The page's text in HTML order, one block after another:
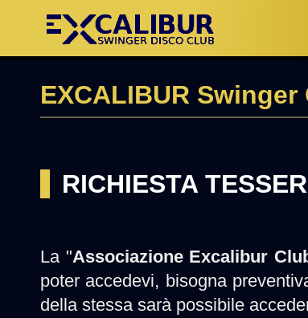
EXCALIBUR
RICHIESTA
La "Associazione Excalibur
poter accedevi, bisogna
della stessa sarà possibile